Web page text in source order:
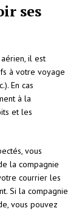
ses
il est
à votre voyage
En cas
à la
et les
vous
la compagnie
courrier les
Si la compagnie
vous pouvez